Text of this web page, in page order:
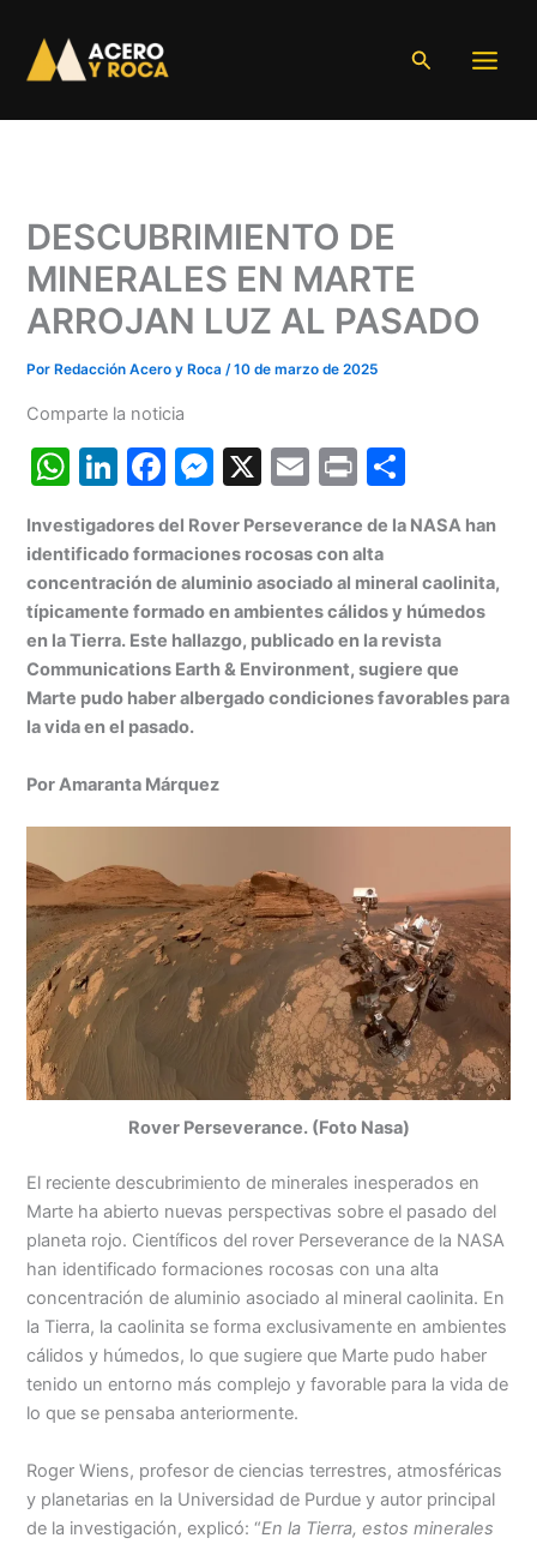
contenido
Buscar
DESCUBRIMIENTO DE
MINERALES EN MARTE
ARROJAN LUZ AL PASADO
Por Redacción Acero y Roca/10 de marzo de 2025
Comparte la noticia
W
at
s
A
p
p
Li
k
e
dI
n
F
c
e
b
o
o
k
M
s
s
e
n
g
X
E
ai
l
Pr
t
m
p
ar
tir
Investigadores del Rover Perseverance de la NASA han
identificado formaciones rocosas con alta
concentración de aluminio asociado al mineral caolinita,
típicamente formado en ambientes cálidos y húmedos
en la Tierra. Este hallazgo, publicado en la revista
Communications Earth & Environment, sugiere que
Marte pudo haber albergado condiciones favorables para
la vida en el pasado.
Por Amaranta Márquez
Rover Perseverance. (Foto Nasa)
El reciente descubrimiento de minerales inesperados en
Marte ha abierto nuevas perspectivas sobre el pasado del
planeta rojo. Científicos del rover Perseverance de la NASA
han identificado formaciones rocosas con una alta
concentración de aluminio asociado al mineral caolinita. En
la Tierra, la caolinita se forma exclusivamente en ambientes
cálidos y húmedos, lo que sugiere que Marte pudo haber
tenido un entorno más complejo y favorable para la vida de
lo que se pensaba anteriormente.
Roger Wiens, profesor de ciencias terrestres, atmosféricas
y planetarias en la Universidad de Purdue y autor principal
de la investigación, explicó: “En la Tierra, estos minerales